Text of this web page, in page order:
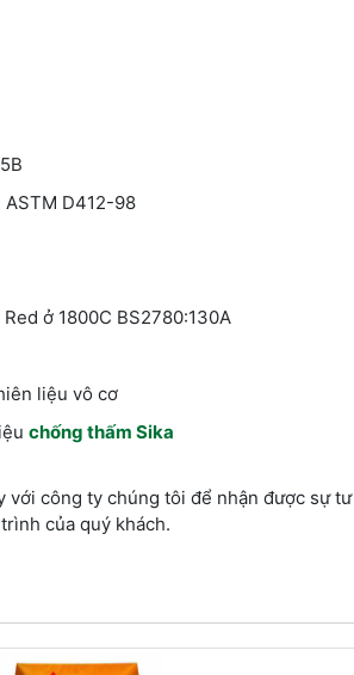
ASTM D412-98
ở 1800C BS2780:130A
liệu vô cơ
chống thấm Sika
công ty chúng tôi để nhận được sự
của quý khách.